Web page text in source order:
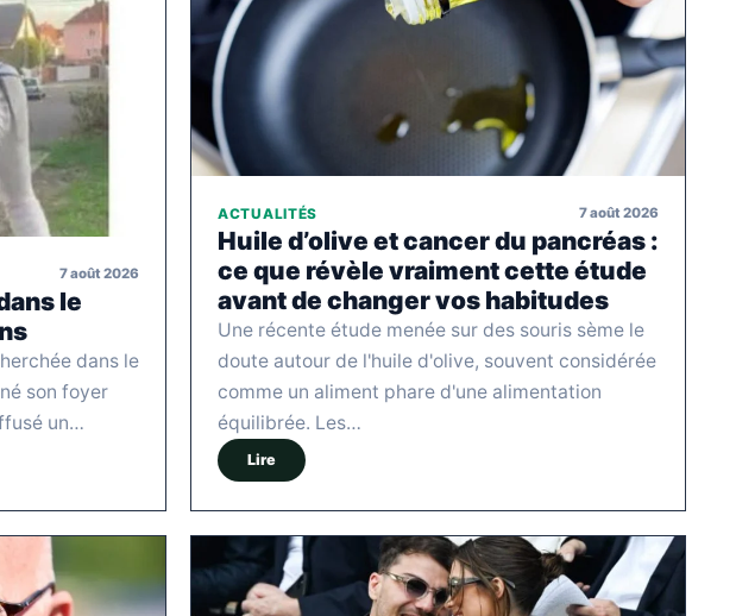
7 août 2026
le
dans le
son foyer
un…
ACTUALITÉS 7 août 2026
Huile d’olive et cancer du pancréas :
ce que révèle vraiment cette étude
avant de changer vos habitudes
Une récente étude menée sur des souris sème le
doute autour de l'huile d'olive, souvent considérée
comme un aliment phare d'une alimentation
équilibrée. Les…
Lire